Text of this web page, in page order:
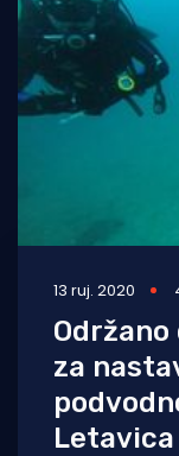
13 ruj. 2020
za
Letavica